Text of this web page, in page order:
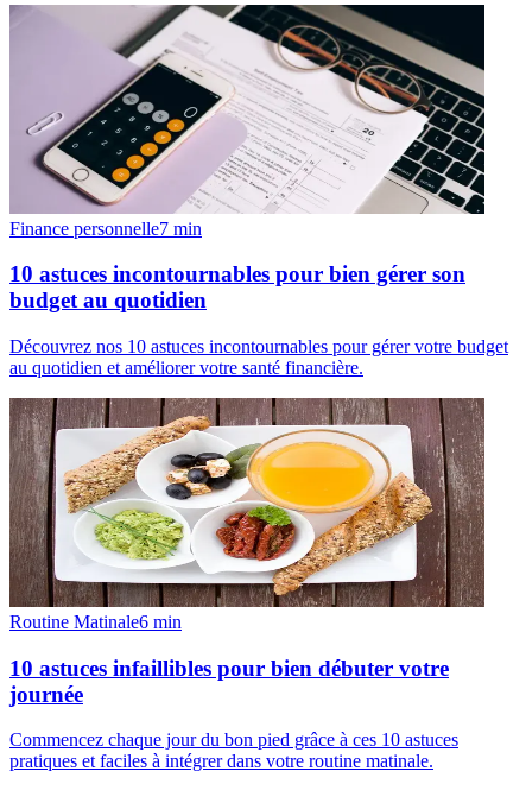
Finance personnelle7 min
10 astuces incontournables pour bien gérer son
budget au quotidien
Découvrez nos 10 astuces incontournables pour gérer votre budget
au quotidien et améliorer votre santé financière.
Routine Matinale6 min
10 astuces infaillibles pour bien débuter votre
journée
Commencez chaque jour du bon pied grâce à ces 10 astuces
pratiques et faciles à intégrer dans votre routine matinale.